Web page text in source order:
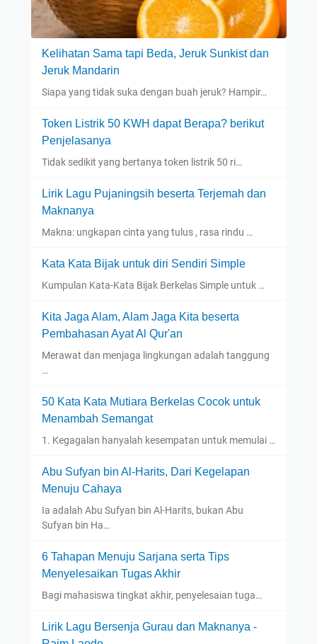
Kelihatan Sama tapi Beda, Jeruk Sunkist dan
Jeruk Mandarin
Siapa yang tidak suka dengan buah jeruk? Hampir…
Token Listrik 50 KWH dapat Berapa? berikut
Penjelasanya
Tidak sedikit yang bertanya token listrik 50 ri…
Lirik Lagu Pujaningsih beserta Terjemah dan
Maknanya
Makna: ungkapan cinta yang tulus , rasa rindu …
Kata Kata Bijak untuk diri Sendiri Simple
Kumpulan Kata-Kata Bijak Berkelas Simple untuk …
Kita Jaga Alam, Alam Jaga Kita beserta
Pembahasan Ayat Al Qur'an
Merawat dan menjaga lingkungan adalah tanggung
…
50 Kata Kata Mutiara Berkelas Cocok untuk
Menambah Semangat
1. Kegagalan hanyalah kesempatan untuk memulai …
Abu Sufyan bin Al-Harits, Dari Kegelapan
Menuju Cahaya
Ia adalah Abu Sufyan bin Al-Harits, bukan Abu
Sufyan bin Ha…
6 Tahapan Menuju Sarjana serta Tips
Menyelesaikan Tugas Akhir
Bagi mahasiswa tingkat akhir, penyelesaian tuga…
Lirik Lagu Bersenja Gurau dan Maknanya -